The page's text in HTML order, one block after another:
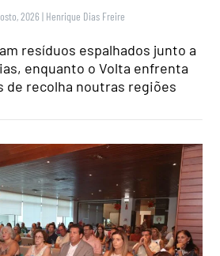
2026 | Henrique Dias Freire
resíduos espalhados junto a
enquanto o Volta enfrenta
de recolha noutras regiões